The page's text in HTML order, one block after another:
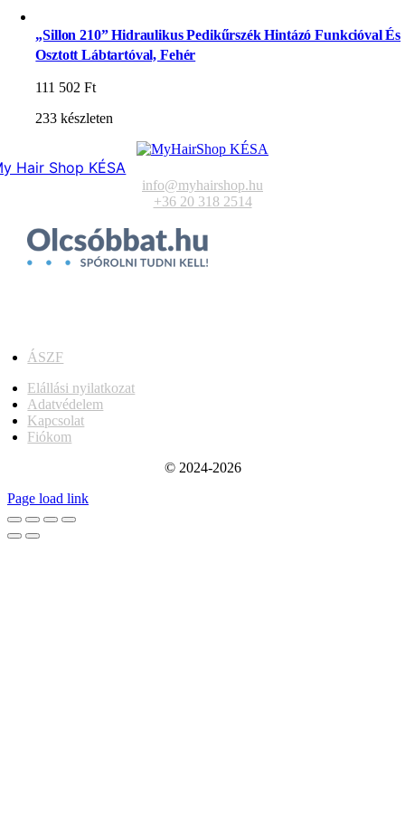
„Sillon 210” Hidraulikus Pedikűrszék Hintázó Funkcióval És
Osztott Lábtartóval, Fehér
111 502Ft
233 készleten
Hair Shop KÉSA
info@myhairshop.hu
+36 20 318 2514
ÁSZF
Elállási nyilatkozat
Adatvédelem
Kapcsolat
Fiókom
© 2024-2026
Page load link